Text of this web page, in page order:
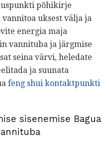
põhikirje
uksest välja ja
energia maja
vannituba ja järgmise
seina värvi, heledate
ja suunata
feng shui kontaktpunkti
sisenemise Bagua